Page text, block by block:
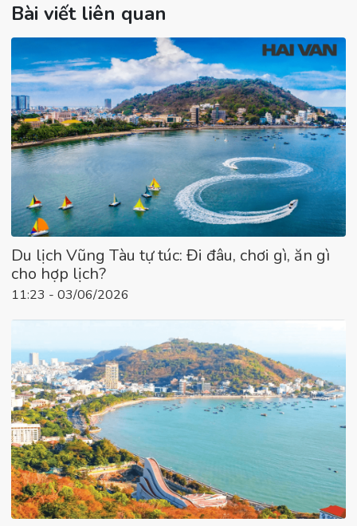
Bài viết liên quan
Du lịch Vũng Tàu tự túc: Đi đâu, chơi gì, ăn gì
cho hợp lịch?
11:23 - 03/06/2026